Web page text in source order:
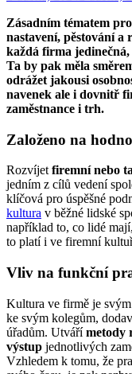
Zásadním tématem
nastavení, pěstování
každá firma
Ta by pak měla
odrážet jakousi
navenek ale i dovnitř
zaměstnance i trh.
Založeno na
Rozvíjet firemní nebo
jedním z cílů vedení
klíčová pro úspěšné
kultura v běžné lidské
například to, co lidé
to platí i ve firemní
Vliv na funkční
Kultura ve firmě je
ke svým kolegům,
úřadům. Utvářímetody
výstup jednotlivých
Vzhledem k tomu, že